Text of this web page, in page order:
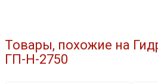
Товары, похожие на
ГП-Н-2750